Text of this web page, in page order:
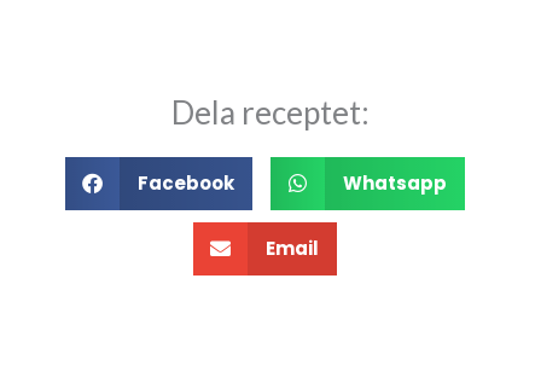
Dela receptet:
Facebook Whatsapp
Email